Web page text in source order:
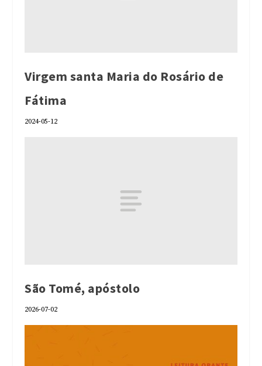
Virgem santa Maria do Rosário de
Fátima
2024-05-12
São Tomé, apóstolo
2026-07-02